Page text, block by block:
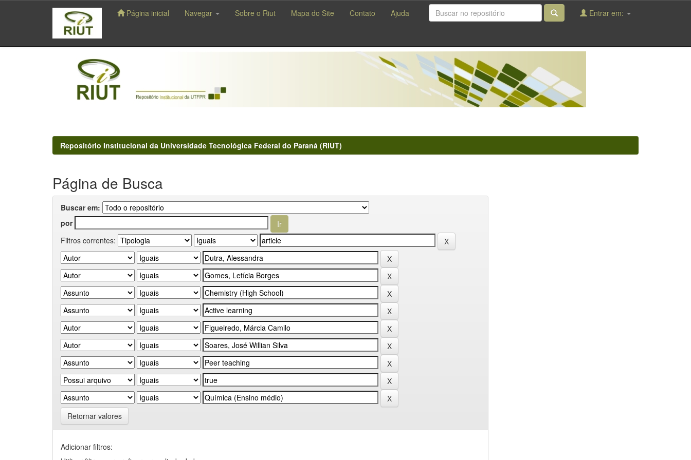
navigation
Página inicial Navegar Sobre o Riut Mapa do Site Contato Ajuda Entrar em:
Repositório Institucional da Universidade Tecnológica Federal do Paraná (RIUT)
Página de Busca
Buscar em:
por
Filtros correntes:
Retornar valores
Adicionar filtros: